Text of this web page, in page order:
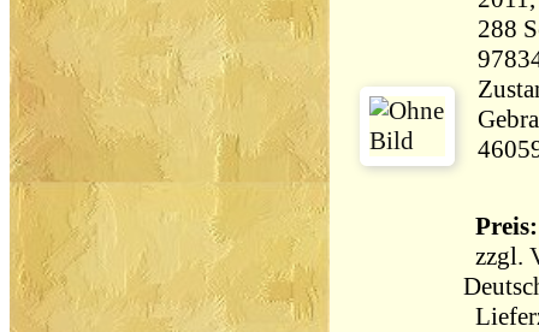
288 Seiten
zzgl.